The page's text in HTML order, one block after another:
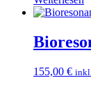
155,00 €